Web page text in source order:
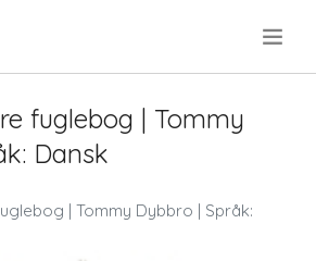
fuglebog | Tommy
Dansk
| Tommy Dybbro | Språk: